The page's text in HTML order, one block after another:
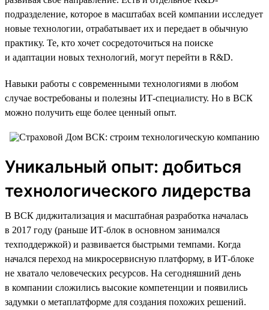
подразделение, которое в масштабах всей компании исследует
новые технологии, отрабатывает их и передает в обычную
практику. Те, кто хочет сосредоточиться на поиске
и адаптации новых технологий, могут перейти в R&D.
Навыки работы с современными технологиями в любом
случае востребованы и полезны ИТ-специалисту. Но в ВСК
можно получить еще более ценный опыт.
Уникальный опыт: добиться
технологического лидерства
В ВСК диджитализация и масштабная разработка началась
в 2017 году (раньше ИТ-блок в основном занимался
техподдержкой) и развивается быстрыми темпами. Когда
начался переход на микросервисную платформу, в ИТ-блоке
не хватало человеческих ресурсов. На сегодняшний день
в компании сложились высокие компетенции и появились
задумки о метаплатформе для создания похожих решений.